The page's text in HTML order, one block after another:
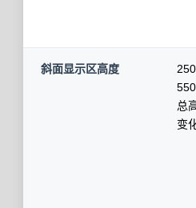
斜面显示区高度
总
变